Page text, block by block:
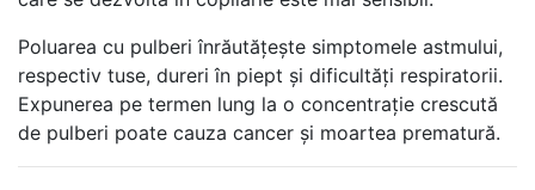
Poluarea cu pulberi înrăutățește simptomele astmului,
respectiv tuse, dureri în piept și dificultăți respiratorii.
Expunerea pe termen lung la o concentrație crescută
de pulberi poate cauza cancer și moartea prematură.